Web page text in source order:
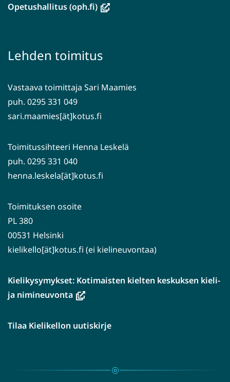
Opetushallitus (oph.fi)(avautuu
toiseen
Lehden toimitus
Vastaava toimittaja Sari Maamies
puh. 0295 331 049
sari.maamies[ät]kotus.fi
Toimitussihteeri Henna Leskelä
puh. 0295 331 040
henna.leskela[ät]kotus.fi
Toimituksen osoite
PL 380
00531 Helsinki
kielikello[ät]kotus.fi (ei kielineuvontaa)
Kielikysymykset: Kotimaisten kielten keskuksen kieli-
ja nimineuvonta(avautuu
ikkunaan,
palveluun)
Tilaa Kielikellon uutiskirje